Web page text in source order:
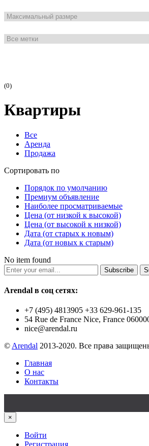
(0)
Квартиры
Все
Аренда
Продажа
Сортировать по
Порядок по умолчанию
Премиум объявление
Наиболее просматриваемые
Цена (от низкой к высокой)
Цена (от высокой к низкой)
Дата (от старых к новым)
Дата (от новых к старым)
No item found
Subscribe
Arendal в соц сетях:
+7 (495) 4813905 +33 629-961-135
54 Rue de France Nice, France
nice@arendal.ru
©Arendal 2013-2020. Все права
Главная
О нас
Контакты
×
Войти